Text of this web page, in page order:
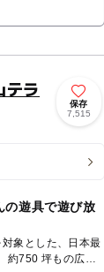
テラ
保存
7,515
の遊具で遊び放
象とした、日本最
約750 坪もの広い